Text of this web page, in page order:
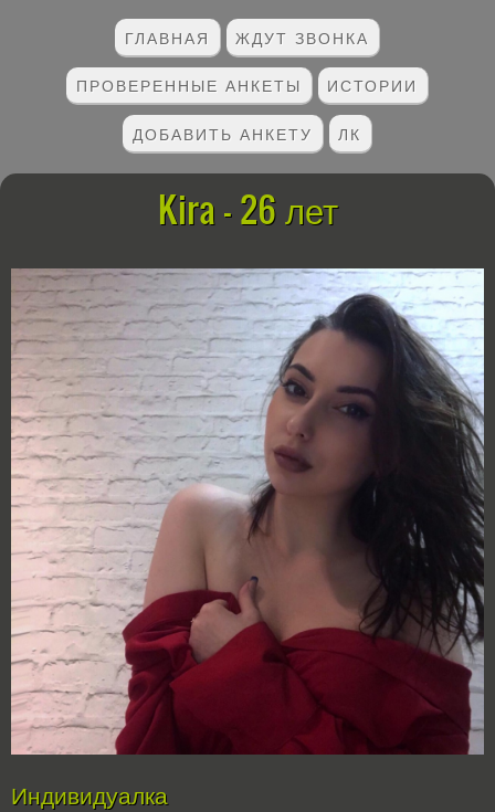
ГЛАВНАЯ ЖДУТ ЗВОНКА
ПРОВЕРЕННЫЕ АНКЕТЫ ИСТОРИИ
ДОБАВИТЬ АНКЕТУ ЛК
Kira - 26 лет
Индивидуалка